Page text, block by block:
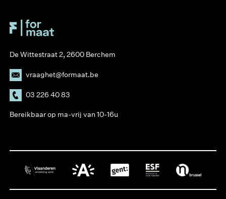
De Wittestraat 2, 2600 Berchem
vraaghet@formaat.be
03 226 40 83
Bereikbaar op ma-vrij van 10-16u